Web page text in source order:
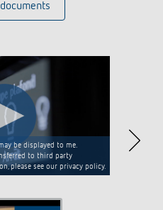
be displayed to me.
to third party
please see our privacy policy.